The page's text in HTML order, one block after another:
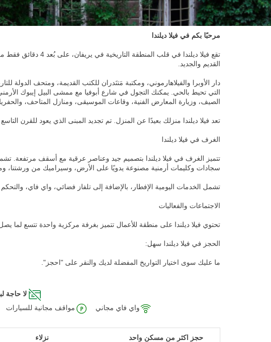
مرحبًا بكم في فيلا ديلندا
القديم والجديد.
دار الأوبرا والفيلاهارموني، ومكتبة مَتنَدران للكتب القديمة، ومتحف الدولة
التي تحيط بالحي. يمكنك التجول في شارع أبوفيا مع ممشى البيل إيبوك
الصيف، وزيارة المعارض الفنية، وقاعات الموسيقى، ومنازل المتاحف،
تعد فيلا ديلندا منزلك بعيدًا عن المنزل. تم تجديد المبنى الذي يعود للقرن
الغرف في فيلا ديلندا
تتميز الغرف في فيلا ديلندا بتصميم جيد وعناصر عرقية مع أسقف مرتفعة.
سجادات وكليمات أرمنية مصنوعة يدويًا على الأرض، وسيراميك من ورشتنا،
تشمل الخدمات اليومية الإفطار، بالإضافة إلى تلفاز فضائي، واي فاي،
الاجتماعات والفعاليات
تحتوي فيلا ديلندا على منطقة للأعمال تتميز بغرفة مركزية واحدة تتسع لما يصل إلى 20 شخصًا، يمكن تجهيزها بالكامل بأحدث تقنيات
الحجز في فيلا ديلندا سهل:
ما عليك سوى اختيار التواريخ المفضلة لديك والنقر على "احجز".
لا حاجة
واي فاي مجاني
مواقف مجانية للسيارات
نزلاء
حجز اكثر من مسكن واحد